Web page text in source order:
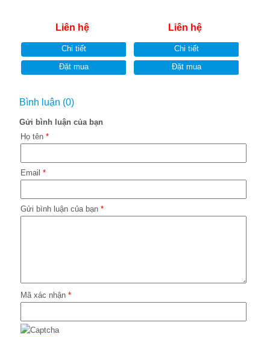
Liên hệ
Chi tiết
Đặt mua
Liên hệ
Chi tiết
Đặt mua
Bình luận (0)
Gửi bình luận của bạn
Họ tên *
Email *
Gửi bình luận của bạn *
Mã xác nhận *